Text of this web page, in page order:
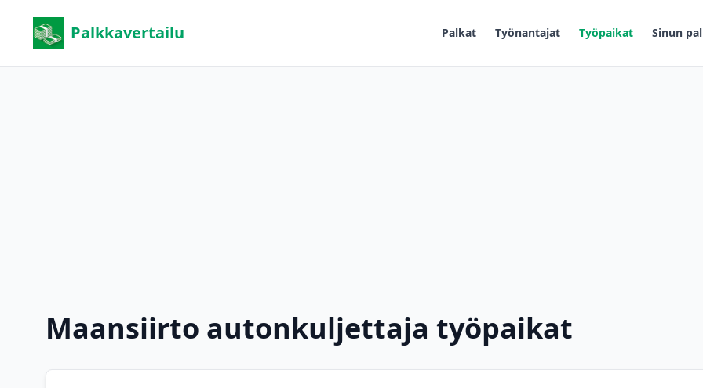
Palkkavertailu Palkat Työnantajat Työpaikat Sinun
Maansiirto autonkuljettaja työpaikat